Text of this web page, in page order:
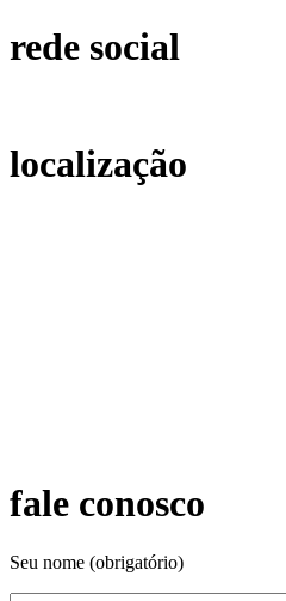
rede social
localização
fale conosco
Seu nome (obrigatório)